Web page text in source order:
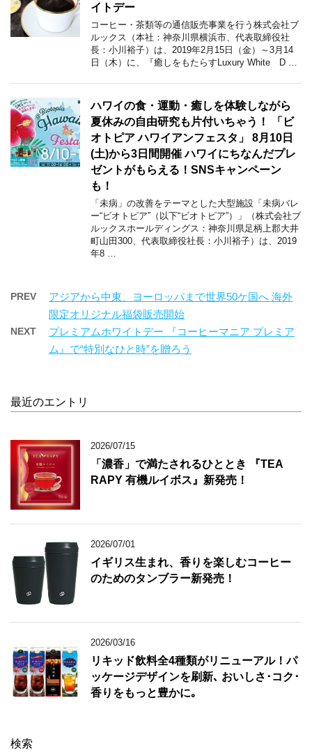
イトデー
コーヒー・茶類等の通信販売事業を行う株式会社ブ
ルックス（本社：神奈川県横浜市、代表取締役社
長：小川裕子）は、2019年2月15日（金）～3月14
日（木）に、『癒しをもたらすLuxury White D …
ハワイの食・運動・癒しを体験しながら
夏休みの自由研究も片付いちゃう！ 「ビ
オトピア ハワイアンフェスタ」 8月10日
(土)から3日間開催 ハワイにちなんだプレ
ゼントがもらえる！SNSキャンペーン
も！
「未病」の改善をテーマとした大型施設「未病バレ
ー“ビオトピア”（以下“ビオトピア”）」（株式会社ブ
ルックスホールディングス：神奈川県足柄上郡大井
町山田300、代表取締役社長：小川裕子）は、2019
年8 …
PREV
アジアから中東、ヨーロッパまで世界50ケ国へ 海外
限定オリジナル福袋販売開始
NEXT
プレミアムホワイトデー 『コーヒーマニア プレミア
ム』で“特別なひと時”を贈ろう
最近のエントリ
2026/07/15
「濃香」で満たされるひととき 『TEA
RAPY 有機ルイボス』新発売！
2026/07/01
イギリス生まれ、香りを楽しむコーヒー
のためのタンブラー新発売！
2026/03/16
リキッド飲料全4種類がリニューアル！パ
ッケージデザインを刷新､ おいしさ･コク･
香りをもっと豊かに｡
検索